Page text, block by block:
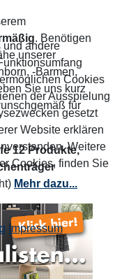
. Benötigen
unserer
-Barmen,
Sie uns kurz
für
12 Produkte,
Mehr dazu...
und andere
Cookies
der Ausspielung
gesetzt
Website erklären
Weitere
Cookies, finden Sie
Impressum